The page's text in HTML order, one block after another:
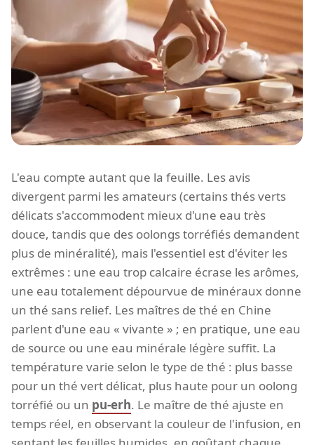
L'eau compte autant que la feuille. Les avis
divergent parmi les amateurs (certains thés verts
délicats s'accommodent mieux d'une eau très
douce, tandis que des oolongs torréfiés demandent
plus de minéralité), mais l'essentiel est d'éviter les
extrêmes : une eau trop calcaire écrase les arômes,
une eau totalement dépourvue de minéraux donne
un thé sans relief. Les maîtres de thé en Chine
parlent d'une eau « vivante » ; en pratique, une eau
de source ou une eau minérale légère suffit. La
température varie selon le type de thé : plus basse
pour un thé vert délicat, plus haute pour un oolong
torréfié ou un pu-erh. Le maître de thé ajuste en
temps réel, en observant la couleur de l'infusion, en